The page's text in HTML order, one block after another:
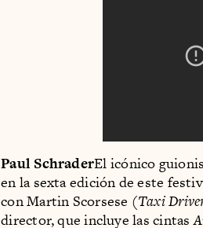
Paul SchraderEl icónico
en la sexta edición de este
con Martin Scorsese (Taxi
director, que incluye las cintas